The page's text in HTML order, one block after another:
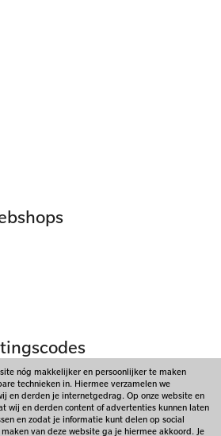
I Love kortingscodes
nóg makkelijker en persoonlijker te maken
technieken in. Hiermee verzamelen we
en derden je internetgedrag. Op onze website en
wij en derden content of advertenties kunnen laten
en zodat je informatie kunt delen op social
van deze website ga je hiermee akkoord. Je